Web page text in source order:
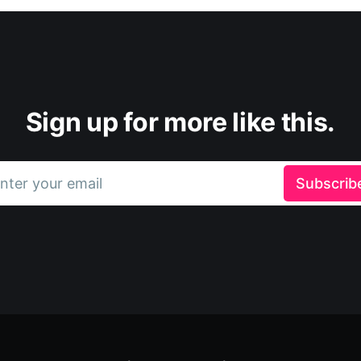
Sign up for more like this.
your email